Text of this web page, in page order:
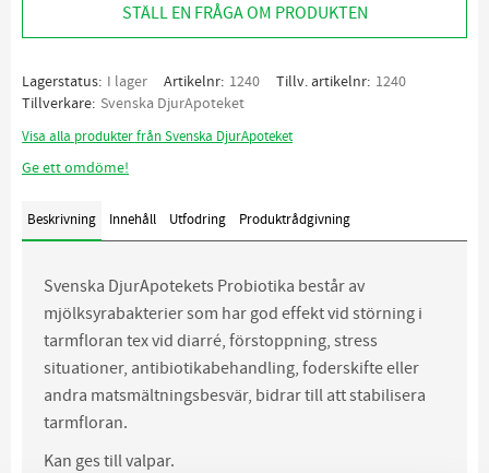
STÄLL EN FRÅGA OM PRODUKTEN
Lagerstatus I lager Artikelnr 1240 Tillv. artikelnr 1240
Tillverkare Svenska DjurApoteket
Visa alla produkter från Svenska DjurApoteket
Ge ett omdöme!
Beskrivning Innehåll Utfodring Produktrådgivning
Svenska DjurApotekets Probiotika består av
mjölksyrabakterier som har god effekt vid störning i
tarmfloran tex vid diarré, förstoppning, stress
situationer, antibiotikabehandling, foderskifte eller
andra matsmältningsbesvär, bidrar till att stabilisera
tarmfloran.
Kan ges till valpar.